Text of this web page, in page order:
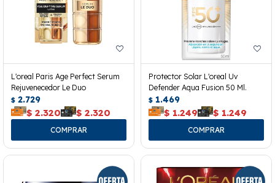
L'oreal Paris Age Perfect Serum
Rejuvenecedor Le Duo
$ 2.729
$ 2.320 $ 2.320
Protector Solar L'oreal Uv
Defender Aqua Fusion 50 Ml.
$ 1.469
$ 1.249 $ 1.249